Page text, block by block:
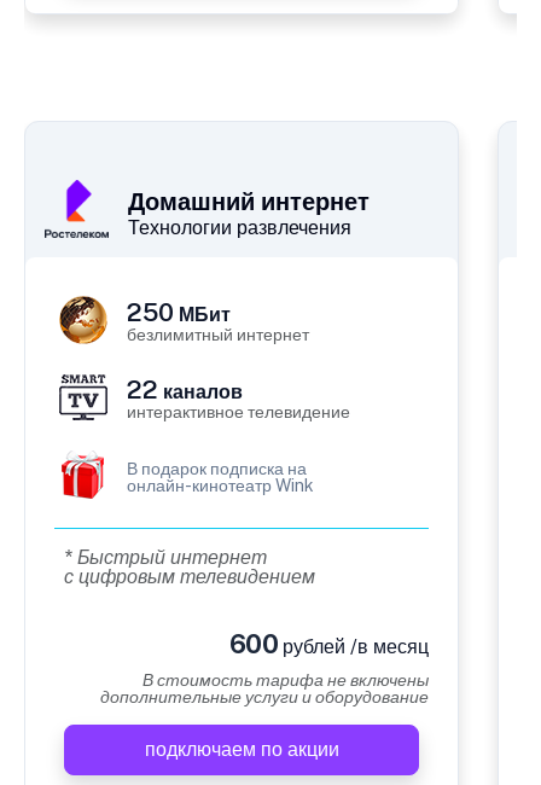
Домашний интернет
Технологии развлечения
250 МБит
безлимитный интернет
22 каналов
интерактивное телевидение
В подарок подписка на
онлайн-кинотеатр Wink
* Быстрый интернет
с цифровым телевидением
600 рублей /в месяц
В стоимость тарифа не включены
дополнительные услуги и оборудование
подключаем по акции